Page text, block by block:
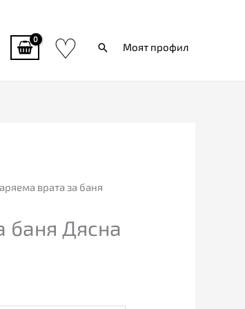
♡ ТърсиМоят профил
врата за баня
баня Дясна